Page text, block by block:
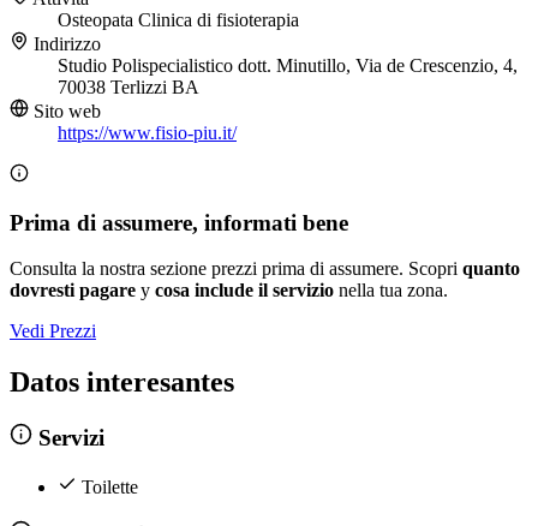
Osteopata Clinica di fisioterapia
Indirizzo
Studio Polispecialistico dott. Minutillo, Via de Crescenzio‬, 4,
70038 Terlizzi BA
Sito web
https://www.fisio-piu.it/
Prima di assumere, informati bene
Consulta la nostra sezione prezzi prima di assumere. Scopri quanto
dovresti pagare y cosa include il servizio nella tua zona.
Vedi Prezzi
Datos interesantes
Servizi
Toilette